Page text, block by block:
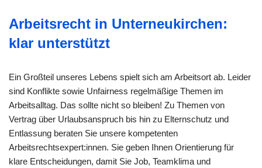
Arbeitsrecht in Unterneukirchen:
klar unterstützt
Ein Großteil unseres Lebens spielt sich am Arbeitsort ab. Leider
sind Konflikte sowie Unfairness regelmäßige Themen im
Arbeitsalltag. Das sollte nicht so bleiben! Zu Themen von
Vertrag über Urlaubsanspruch bis hin zu Elternschutz und
Entlassung beraten Sie unsere kompetenten
Arbeitsrechtsexpert:innen. Sie geben Ihnen Orientierung für
klare Entscheidungen, damit Sie Job, Teamklima und